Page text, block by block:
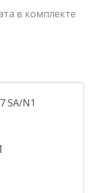
в комплекте